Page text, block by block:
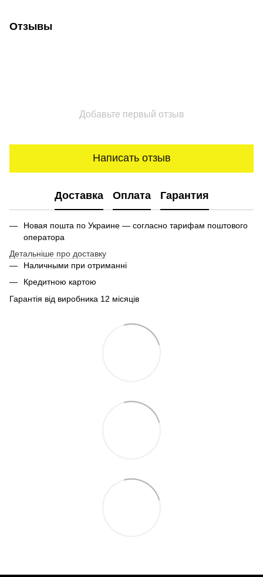
Отзывы
Добавьте первый отзыв
Написать отзыв
Доставка Оплата Гарантия
Новая пошта по Украине — согласно тарифам поштового
оператора
Детальніше про доставку
Наличными при отриманні
Кредитною картою
Гарантія від виробника 12 місяців